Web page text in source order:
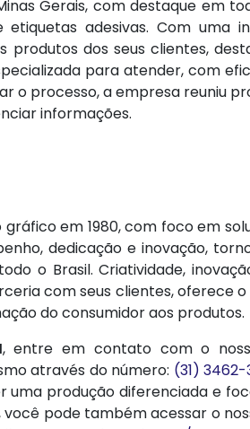
Gerais, com destaque em
adesivas. Com uma
dos seus clientes,
para atender, com
o processo, a empresa reuniu
informações.
em 1980, com foco em
dedicação e inovação,
o Brasil. Criatividade,
com seus clientes, oferece
do consumidor aos produtos.
, entre em contato com o
através do número: (31) 3462-
produção diferenciada e
pode também acessar o